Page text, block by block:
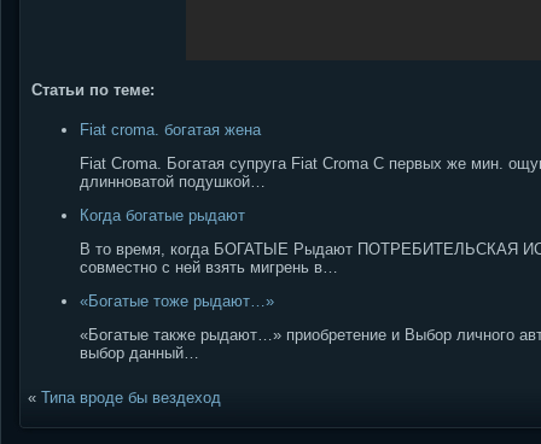
Статьи по теме:
Fiat croma. богатая жена
Fiat Croma. Богатая супруга Fiat Croma С первых же мин.
длинноватой подушкой…
Когда богатые рыдают
В то время, когда БОГАТЫЕ Рыдают ПОТРЕБИТЕЛЬСКАЯ
совместно с ней взять мигрень в…
«Богатые тоже рыдают…»
«Богатые также рыдают…» приобретение и Выбор личного
выбор данный…
« Типа вроде бы вездеход